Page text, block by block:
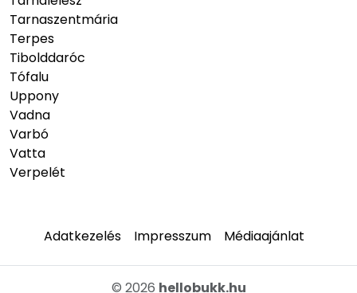
Tarnaszentmária
Terpes
Tibolddaróc
Tófalu
Uppony
Vadna
Varbó
Vatta
Verpelét
Adatkezelés Impresszum Médiaajánlat
© 2026 hellobukk.hu